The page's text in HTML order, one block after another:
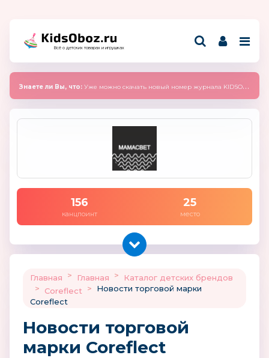
Всё о детских товарах и игрушках
Знаете ли Вы, что: Уже можно скачать новый номер журнала KIDSOBOZ 2025 (сентябрь)
156
канцпоинт
25
место
Главная > Главная >
Каталог детских брендов
>
Coreflect >
Новости торговой марки
Coreflect
Новости торговой
марки Coreflect